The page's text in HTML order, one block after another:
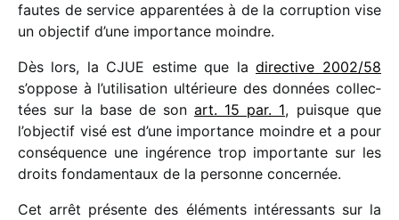
fautes de service appa­ren­tées à de la corrup­tion vise
un objec­tif d’une impor­tance moindre.
Dès lors, la CJUE estime que la direc­tive 2002/​58
s’oppose à l’utilisation ulté­rieure des données collec­
tées sur la base de son art. 15 par. 1, puisque que
l’objectif visé est d’une impor­tance moindre et a pour
consé­quence une ingé­rence trop impor­tante sur les
droits fonda­men­taux de la personne concernée.
Cet arrêt présente des éléments inté­res­sants sur la